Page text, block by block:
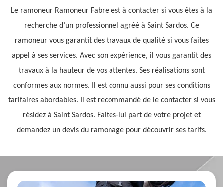
Le ramoneur Ramoneur Fabre est à contacter si vous êtes à la
recherche d’un professionnel agréé à Saint Sardos. Ce
ramoneur vous garantit des travaux de qualité si vous faites
appel à ses services. Avec son expérience, il vous garantit des
travaux à la hauteur de vos attentes. Ses réalisations sont
conformes aux normes. Il est connu aussi pour ses conditions
tarifaires abordables. Il est recommandé de le contacter si vous
résidez à Saint Sardos. Faites-lui part de votre projet et
demandez un devis du ramonage pour découvrir ses tarifs.